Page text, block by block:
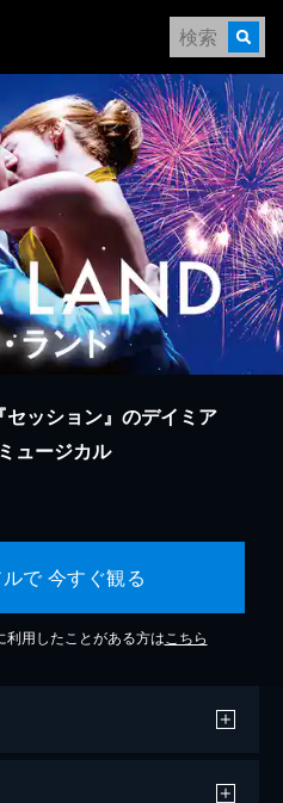
ッション』のデイミア
ュージカル
で 今すぐ観る
利用したことがある方は こちら